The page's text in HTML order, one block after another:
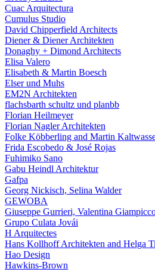
Cuac Arquitectura
Cumulus Studio
David Chipperfield Architects
Diener & Diener Architekten
Donaghy + Dimond Architects
Elisa Valero
Elisabeth & Martin Boesch
Elser und Muhs
EM2N Architekten
flachsbarth schultz und planbb
Florian Heilmeyer
Florian Nagler Architekten
Folke Köbberling and Martin
Frida Escobedo & José Rojas
Fuhimiko Sano
Gabu Heindl Architektur
Gafpa
Georg Nickisch, Selina Walder
GEWOBA
Giuseppe Gurrieri, Valentina
Grupo Culata Jovái
H Arquitectes
Hans Kollhoff Architekten and Helga
Hao Design
Hawkins-Brown